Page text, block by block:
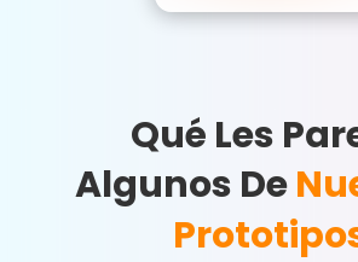
Qué Les
Algunos De